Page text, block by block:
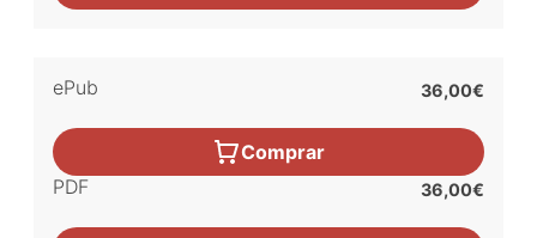
ePub 36,00€
Comprar
PDF
36,00€